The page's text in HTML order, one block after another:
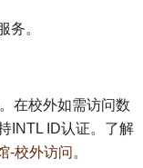
务。
在校外如需访问数
INTL ID认证。了解
-校外访问 。